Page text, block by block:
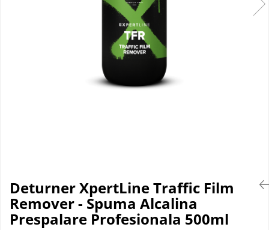
Deturner XpertLine Traffic Film
Remover - Spuma Alcalina
Prespalare Profesionala 500ml